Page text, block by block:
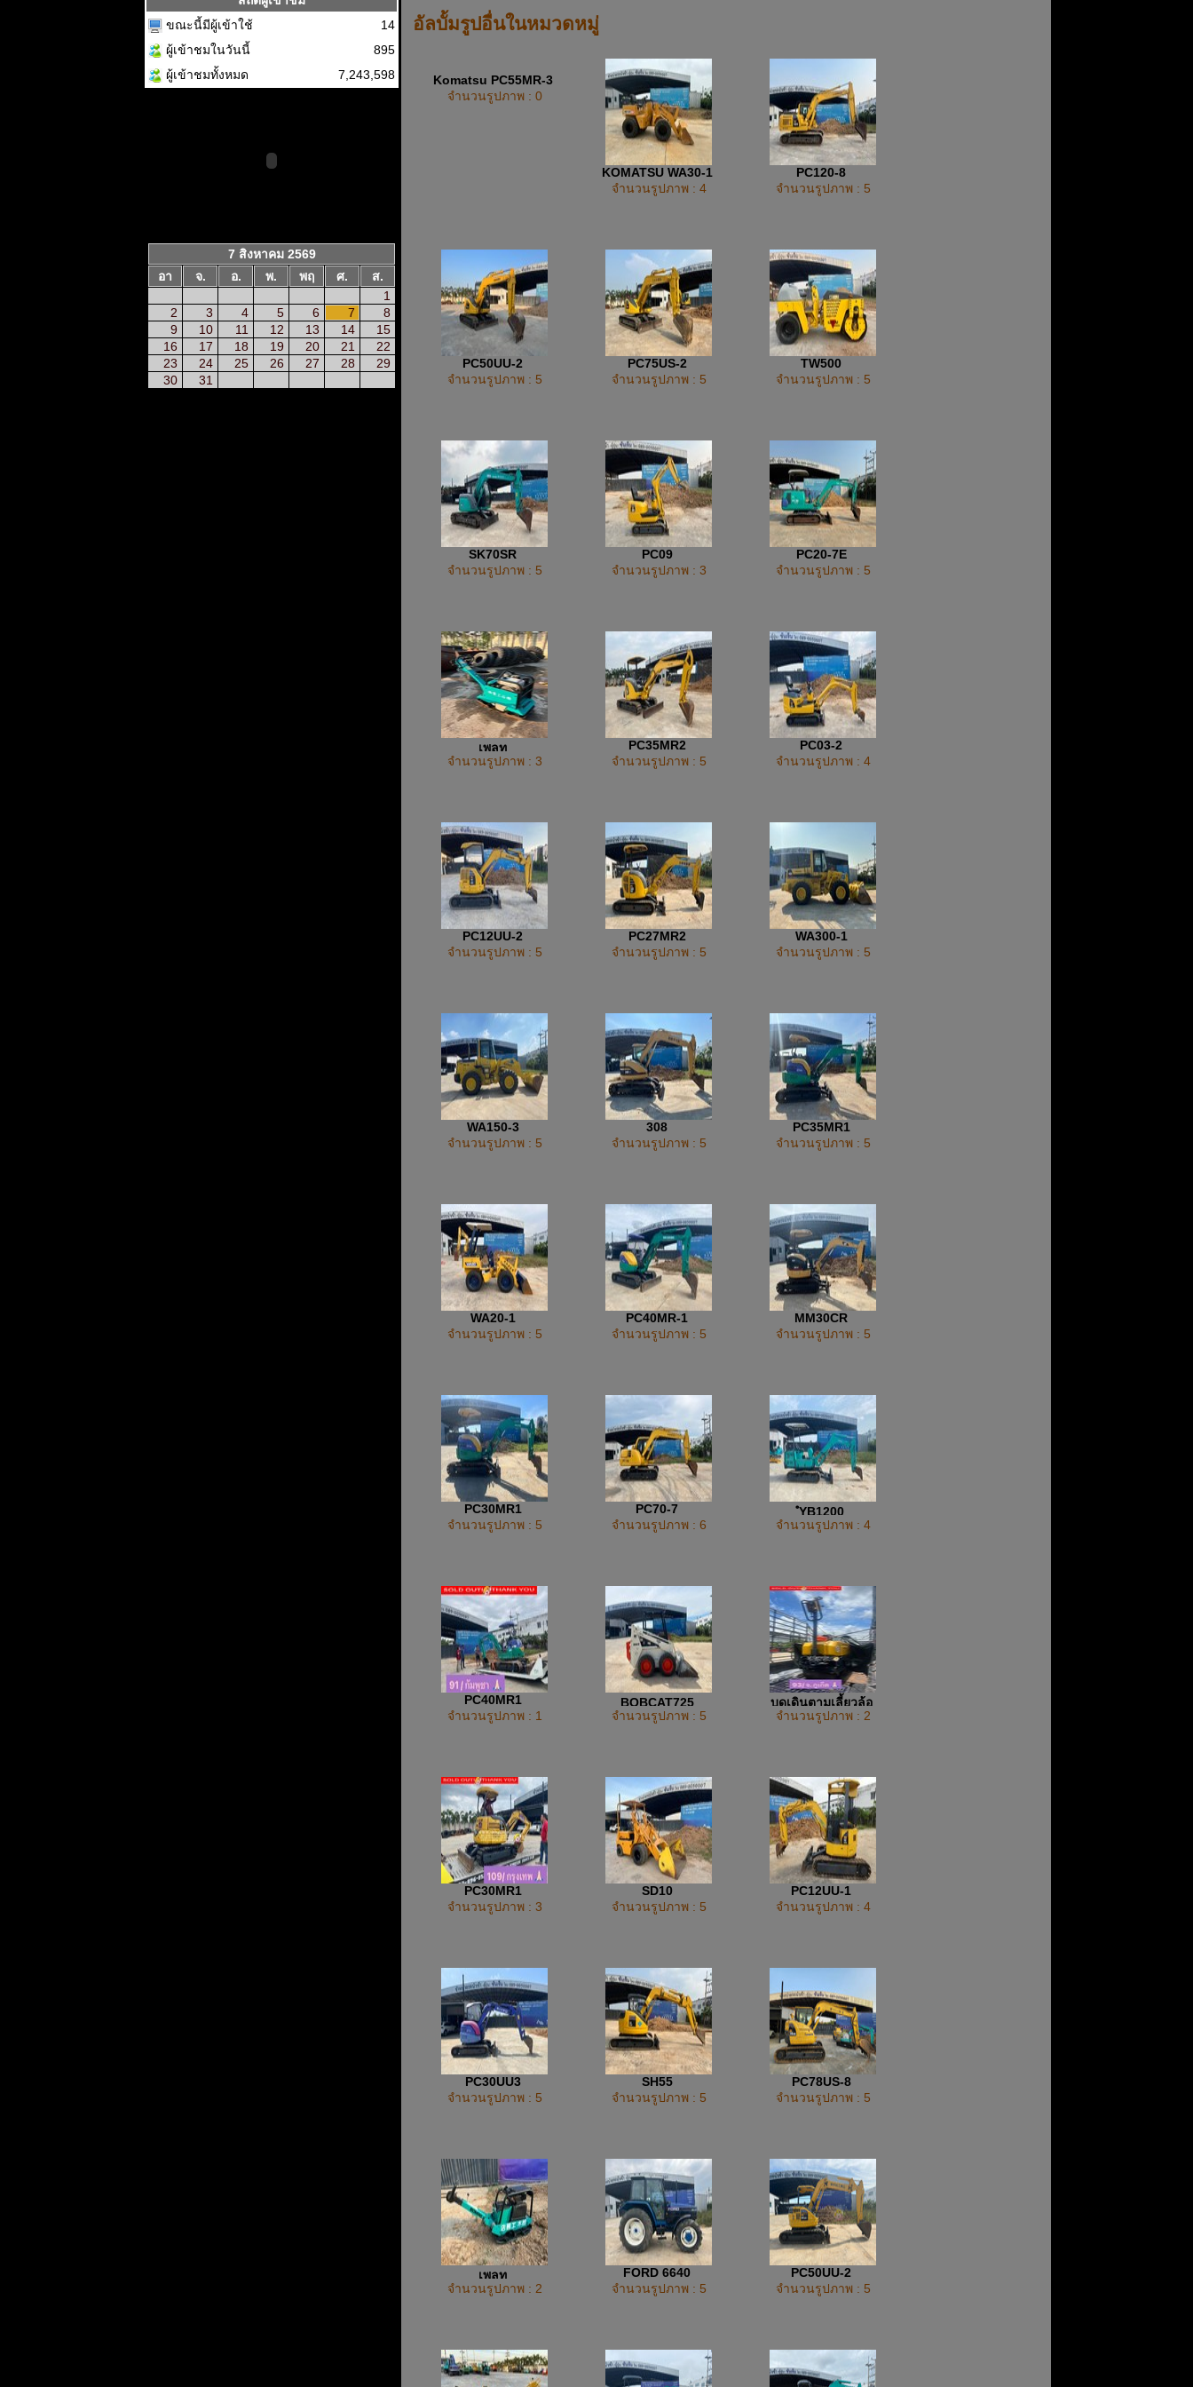
ขณะนี้มีผู้เข้าใช้
14
ผู้เข้าชมในวันนี้
895
ผู้เข้าชมทั้งหมด
7,243,598
7 สิงหาคม 2569
อา
จ. อ. พ. พฤ ศ.
ส.
1
2
3 4 5 6 7
8
9
10 11 12 13 14
15
16
17 18 19 20 21
22
23
24 25 26 27 28
29
30
31
อัลบั้มรูปอื่นในหมวดหมู่
Komatsu PC55MR-3
จำนวนรูปภาพ : 0
KOMATSU WA30-1
จำนวนรูปภาพ : 4
PC120-8
จำนวนรูปภาพ : 5
PC50UU-2
จำนวนรูปภาพ : 5
PC75US-2
จำนวนรูปภาพ : 5
TW500
จำนวนรูปภาพ : 5
SK70SR
จำนวนรูปภาพ : 5
PC09
จำนวนรูปภาพ : 3
PC20-7E
จำนวนรูปภาพ : 5
เพลท
จำนวนรูปภาพ : 3
PC35MR2
จำนวนรูปภาพ : 5
PC03-2
จำนวนรูปภาพ : 4
PC12UU-2
จำนวนรูปภาพ : 5
PC27MR2
จำนวนรูปภาพ : 5
WA300-1
จำนวนรูปภาพ : 5
WA150-3
จำนวนรูปภาพ : 5
308
จำนวนรูปภาพ : 5
PC35MR1
จำนวนรูปภาพ : 5
WA20-1
จำนวนรูปภาพ : 5
PC40MR-1
จำนวนรูปภาพ : 5
MM30CR
จำนวนรูปภาพ : 5
PC30MR1
จำนวนรูปภาพ : 5
PC70-7
จำนวนรูปภาพ : 6
ํฺYB1200
จำนวนรูปภาพ : 4
PC40MR1
จำนวนรูปภาพ : 1
ฺBOBCAT725
จำนวนรูปภาพ : 5
บดเดินตามเลี้ยวล้อ
จำนวนรูปภาพ : 2
PC30MR1
จำนวนรูปภาพ : 3
SD10
จำนวนรูปภาพ : 5
PC12UU-1
จำนวนรูปภาพ : 4
PC30UU3
จำนวนรูปภาพ : 5
SH55
จำนวนรูปภาพ : 5
PC78US-8
จำนวนรูปภาพ : 5
เพลท
จำนวนรูปภาพ : 2
FORD 6640
จำนวนรูปภาพ : 5
PC50UU-2
จำนวนรูปภาพ : 5